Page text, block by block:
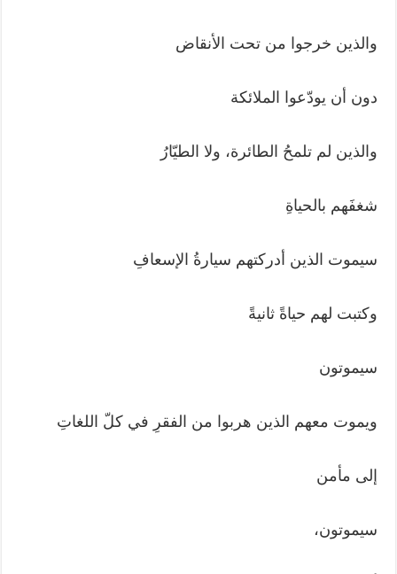
والذين خرجوا من تحت الأنقاض
دون أن يودّعوا الملائكة
والذين لم تلمحُ الطائرة، ولا الطيّارُ
شغفَهم بالحياةِ
سيموت الذين أدركتهم سيارةُ الإسعافِ
وكتبت لهم حياةً ثانيةً
سيموتون
ويموت معهم الذين هربوا من الفقرِ في كلّ اللغاتِ
إلى مأمن
سيموتون،